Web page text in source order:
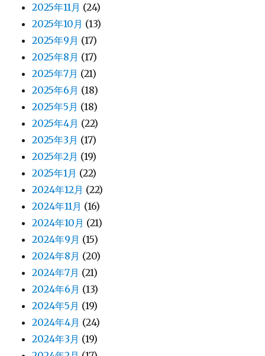
2025年11月 (24)
2025年10月 (13)
2025年9月 (17)
2025年8月 (17)
2025年7月 (21)
2025年6月 (18)
2025年5月 (18)
2025年4月 (22)
2025年3月 (17)
2025年2月 (19)
2025年1月 (22)
2024年12月 (22)
2024年11月 (16)
2024年10月 (21)
2024年9月 (15)
2024年8月 (20)
2024年7月 (21)
2024年6月 (13)
2024年5月 (19)
2024年4月 (24)
2024年3月 (19)